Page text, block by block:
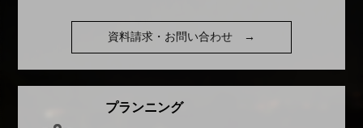
資料請求・お問い合わせ →
プランニング